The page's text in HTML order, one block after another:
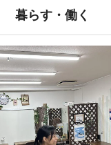
暮らす・働く